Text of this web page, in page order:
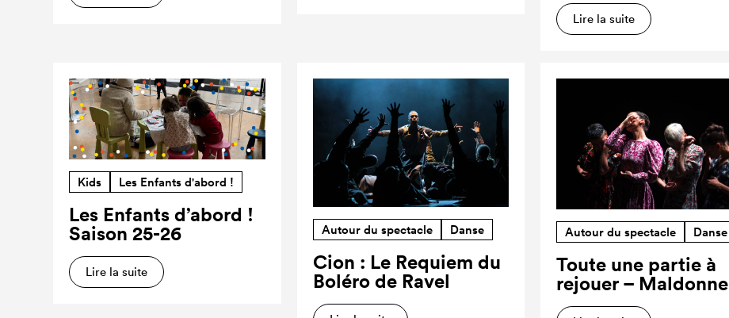
Lire la suite
Kids Les Enfants d'abord !
Les Enfants d’abord !
Saison 25-26
Lire la suite
Autour du spectacle Danse
Cion : Le Requiem du
Boléro de Ravel
Autour du spectacle Danse
Toute une partie à
rejouer – Maldonne